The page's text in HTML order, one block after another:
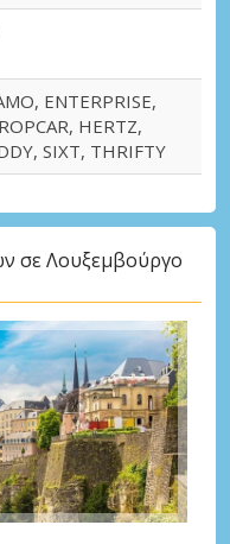
ENTERPRISE,
HERTZ,
SIXT, THRIFTY
σε Λουξεμβούργο